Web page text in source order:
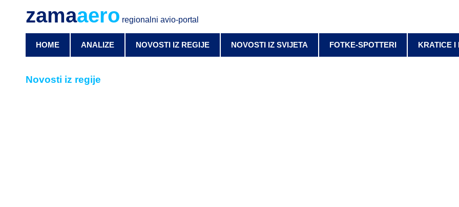
zamaaero regionalni avio-portal
HOME ANALIZE NOVOSTI IZ REGIJE NOVOSTI IZ SVIJETA FOTKE-SPOTTERI KRATICE I
Novosti iz regije